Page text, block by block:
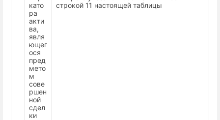
като
ра
акти
ва,
явля
ющег
ося
пред
мето
м
сове
ршен
ной
сдел
ки
строкой 11 настоящей таблицы